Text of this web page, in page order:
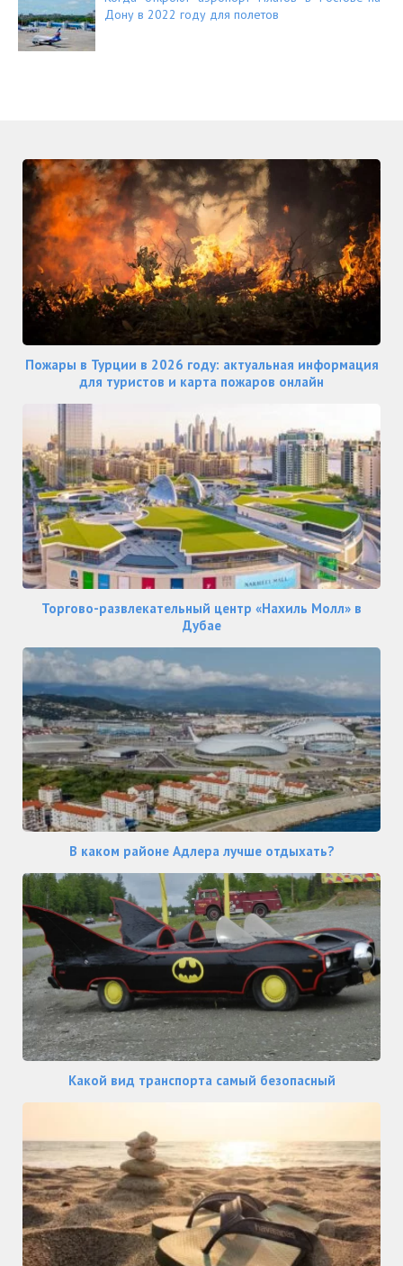
Дону в 2022 году для полетов
Пожары в Турции в 2026 году: актуальная информация
для туристов и карта пожаров онлайн
Торгово-развлекательный центр «Нахиль Молл» в
Дубае
В каком районе Адлера лучше отдыхать?
Какой вид транспорта самый безопасный